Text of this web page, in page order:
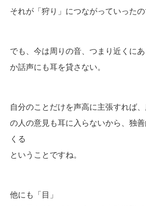
それが「狩り」につながっていったの
でも、今は周りの音、つまり近くに
か話声にも耳を貸さない。
自分のことだけを声高に主張すれば
の人の意見も耳に入らないから、独
くる
ということですね。
他にも「目」